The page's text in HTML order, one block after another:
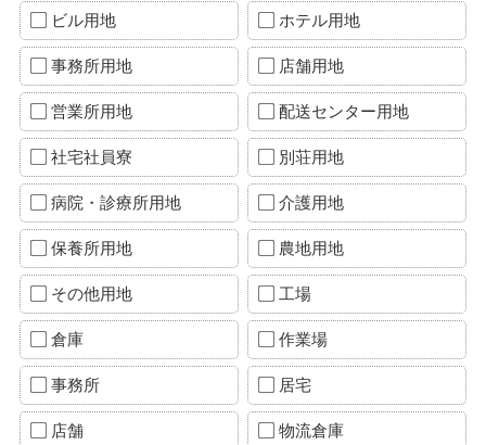
ビル用地 ホテル用地
事務所用地 店舗用地
営業所用地 配送センター用地
社宅社員寮 別荘用地
病院・診療所用地 介護用地
保養所用地 農地用地
その他用地 工場
倉庫 作業場
事務所 居宅
店舗 物流倉庫